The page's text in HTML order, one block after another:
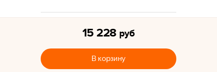
15 228 руб
В корзину